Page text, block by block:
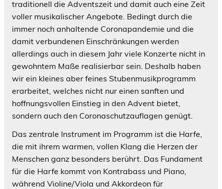
traditionell die Adventszeit und damit auch eine Zeit
voller musikalischer Angebote. Bedingt durch die
immer noch anhaltende Coronapandemie und die
damit verbundenen Einschränkungen werden
allerdings auch in diesem Jahr viele Konzerte nicht in
gewohntem Maße realisierbar sein. Deshalb haben
wir ein kleines aber feines Stubenmusikprogramm
erarbeitet, welches nicht nur einen sanften und
hoffnungsvollen Einstieg in den Advent bietet,
sondern auch den Coronaschutzauflagen genügt.
Das zentrale Instrument im Programm ist die Harfe,
die mit ihrem warmen, vollen Klang die Herzen der
Menschen ganz besonders berührt. Das Fundament
für die Harfe kommt von Kontrabass und Piano,
während Violine/Viola und Akkordeon für